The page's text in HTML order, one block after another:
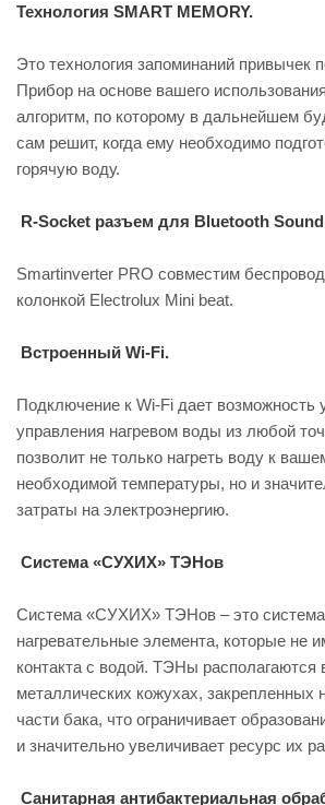
Технология SMART MEMORY.
Это технология запоминаний привычек
Прибор на основе вашего
алгоритм, по которому в дальнейшем
сам решит, когда ему необходимо
горячую воду.
R-Socket разъем для Bluetooth
Smartinverter PRO совместим
колонкой Electrolux Mini beat.
Встроенный Wi-Fi.
Подключение к Wi-Fi дает возможность
управления нагревом воды из любой
позволит не только нагреть воду к
необходимой температуры, но и
затраты на электроэнергию.
Система «СУХИХ» ТЭНов
Система «СУХИХ» ТЭНов – это система
нагревательные элемента, которые не
контакта с водой. ТЭНы располагаются
металлических кожухах, закрепленных
части бака, что ограничивает
и значительно увеличивает ресурс их
Санитарная антибактериальная